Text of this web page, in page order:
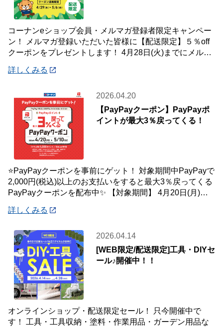
コーナンeショップ会員・メルマガ登録者限定キャンペー
ン！ メルマガ登録いただいた皆様に【配送限定】５％off
クーポンをプレゼントします！ 4月28日(火)までにメルマ
詳しくみる
2026.04.20
【PayPayクーポン】PayPayポ
イントが最大3％戻ってくる！
⭐PayPayクーポンを事前にゲット！ 対象期間中PayPayで
2,000円(税込)以上のお支払いをすると最大3％戻ってくる
PayPayクーポンを配布中✨ 【対象期間】 4月20日(月)～5
詳しくみる
2026.04.14
[WEB限定/配送限定]工具・DIYセ
ール♪開催中！！
オンラインショップ・配送限定セール！ 只今開催中で
す！ 工具・工具収納・塗料・作業用品・ガーデン用品な